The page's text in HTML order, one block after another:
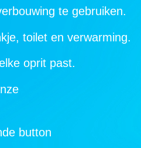
te gebruiken.
toilet en verwarming.
oprit past.
button